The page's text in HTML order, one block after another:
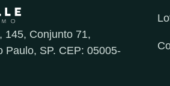
145, Conjunto 71,
Paulo, SP. CEP: 05005-